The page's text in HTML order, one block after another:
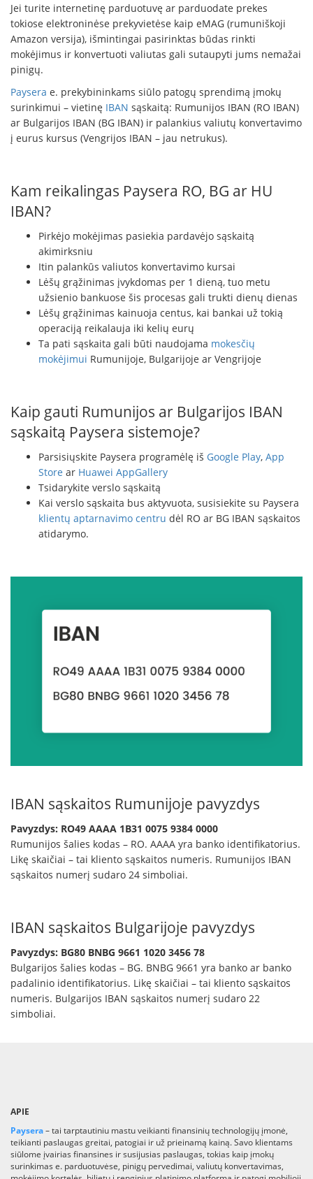
Jei turite internetinę parduotuvę ar parduodate prekes
tokiose elektroninėse prekyvietėse kaip eMAG (rumuniškoji
Amazon versija), išmintingai pasirinktas būdas rinkti
mokėjimus ir konvertuoti valiutas gali sutaupyti jums nemažai
pinigų.
Paysera e. prekybininkams siūlo patogų sprendimą įmokų
surinkimui – vietinę IBAN sąskaitą: Rumunijos IBAN (RO IBAN)
ar Bulgarijos IBAN (BG IBAN) ir palankius valiutų konvertavimo
į eurus kursus (Vengrijos IBAN – jau netrukus).
Kam reikalingas Paysera RO, BG ar HU
IBAN?
Pirkėjo mokėjimas pasiekia pardavėjo sąskaitą
akimirksniu
Itin palankūs valiutos konvertavimo kursai
Lėšų grąžinimas įvykdomas per 1 dieną, tuo metu
užsienio bankuose šis procesas gali trukti dienų dienas
Lėšų grąžinimas kainuoja centus, kai bankai už tokią
operaciją reikalauja iki kelių eurų
Ta pati sąskaita gali būti naudojama mokesčių
mokėjimui Rumunijoje, Bulgarijoje ar Vengrijoje
Kaip gauti Rumunijos ar Bulgarijos IBAN
sąskaitą Paysera sistemoje?
Parsisiųskite Paysera programėlę iš Google Play, App
Store ar Huawei AppGallery
Tsidarykite verslo sąskaitą
Kai verslo sąskaita bus aktyvuota, susisiekite su Paysera
klientų aptarnavimo centru dėl RO ar BG IBAN sąskaitos
atidarymo.
IBAN sąskaitos Rumunijoje pavyzdys
Pavyzdys: RO49 AAAA 1B31 0075 9384 0000
Rumunijos šalies kodas – RO. AAAA yra banko identifikatorius.
Likę skaičiai – tai kliento sąskaitos numeris. Rumunijos IBAN
sąskaitos numerį sudaro 24 simboliai.
IBAN sąskaitos Bulgarijoje pavyzdys
Pavyzdys: BG80 BNBG 9661 1020 3456 78
Bulgarijos šalies kodas – BG. BNBG 9661 yra banko ar banko
padalinio identifikatorius. Likę skaičiai – tai kliento sąskaitos
numeris. Bulgarijos IBAN sąskaitos numerį sudaro 22
simboliai.
APIE
Paysera– tai tarptautiniu mastu veikianti finansinių technologijų įmonė,
teikianti paslaugas greitai, patogiai ir už prieinamą kainą. Savo klientams
siūlome įvairias finansines ir susijusias paslaugas, tokias kaip įmokų
surinkimas e. parduotuvėse, pinigų pervedimai, valiutų konvertavimas,